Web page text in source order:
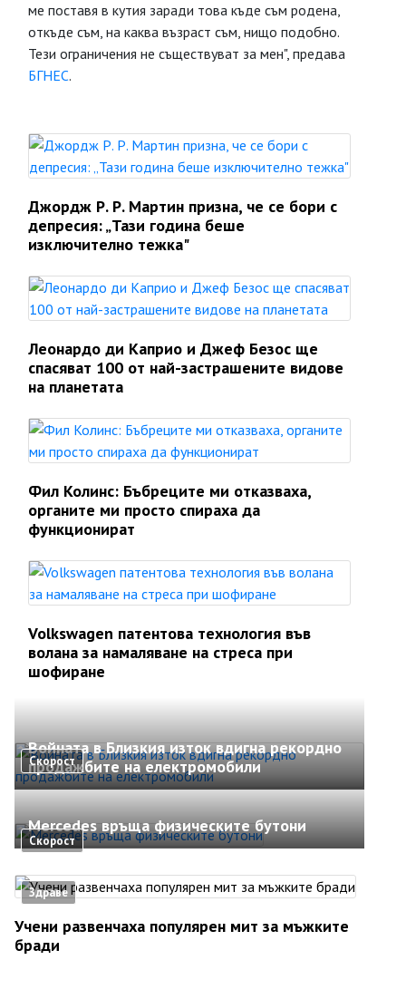
ме поставя в кутия заради това къде съм родена,
откъде съм, на каква възраст съм, нищо подобно.
Тези ограничения не съществуват за мен", предава
БГНЕС.
Джордж Р. Р. Мартин призна, че се бори с
депресия: „Тази година беше
изключително тежка"
Леонардо ди Каприо и Джеф Безос ще
спасяват 100 от най-застрашените видове
на планетата
Фил Колинс: Бъбреците ми отказваха,
органите ми просто спираха да
функционират
Volkswagen патентова технология във
волана за намаляване на стреса при
шофиране
Скорост
Войната в Близкия изток вдигна рекордно
продажбите на електромобили
Скорост
Mercedes връща физическите бутони
Здраве
Учени развенчаха популярен мит за мъжките
бради